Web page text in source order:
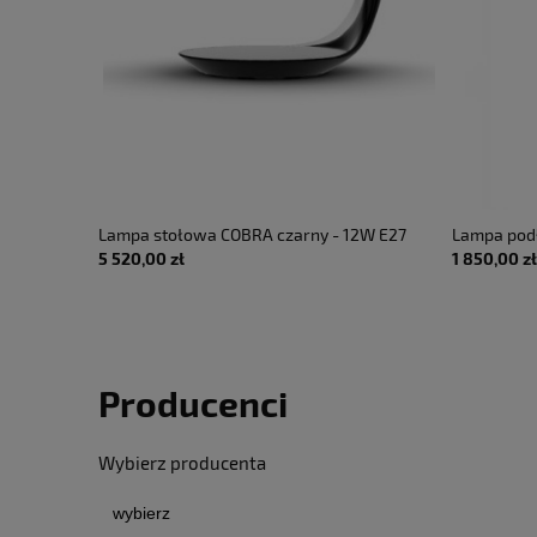
Lampa stołowa COBRA czarny - 12W E27
1350lm 230V IP20 - MARTINELLI LUCE
5 520,00 zł
Lampa
stal
1 850,00 zł
Producenci
Wybierz producenta